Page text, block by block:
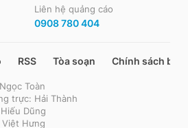
Liên hệ quảng cáo
0908 780 404
RSS Tòa soạn Chính sách bảo
Toàn
trực: Hải Thành
Dũng
Hưng